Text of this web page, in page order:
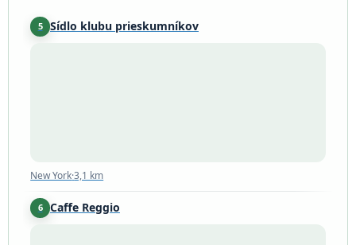
5 Sídlo klubu prieskumníkov
New York·3,1 km
6 Caffe Reggio